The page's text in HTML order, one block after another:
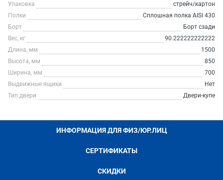
Упаковка
стрейч/картон
Полки
Сплошная полка AISI 430
Борт
Борт сзади
Вес, кг
90.222222222222
Длина, мм
1500
Высота, мм
850
Ширина, мм
700
Выдвижные ящики
Нет
Тип двери
Двери-купе
ИНФОРМАЦИЯ ДЛЯ ФИЗ/ЮР.ЛИЦ
СЕРТИФИКАТЫ
СКИДКИ